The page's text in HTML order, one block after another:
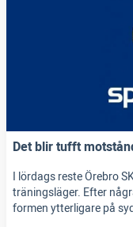
Det blir tufft
I lördags reste Örebro
träningsläger. Efter
formen ytterligare på